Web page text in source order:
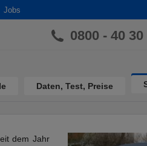
Jobs
0800 - 40 30
Daten, Test, Preise
dem Jahr